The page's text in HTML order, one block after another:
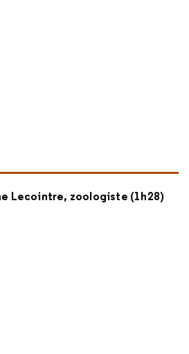
Lecointre, zoologiste (1h28)